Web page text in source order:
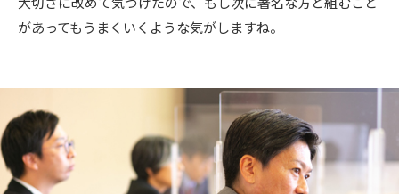
大切さに改めて気づけたので、もし次に著名な方と組むこと
があってもうまくいくような気がしますね。